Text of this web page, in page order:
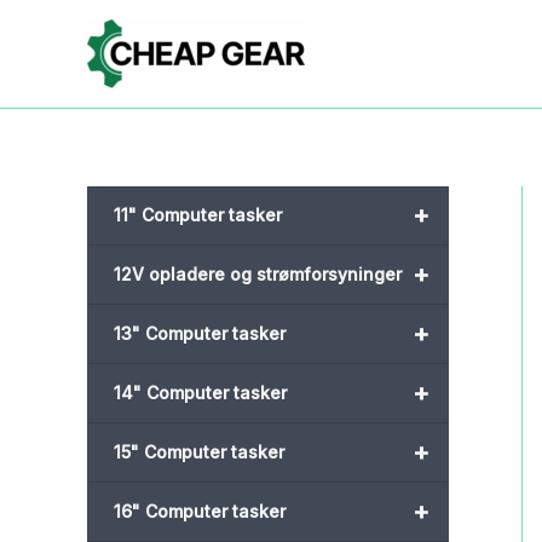
+
11" Computer tasker
+
12V opladere og strømforsyninger
+
13" Computer tasker
+
14" Computer tasker
+
15" Computer tasker
+
16" Computer tasker